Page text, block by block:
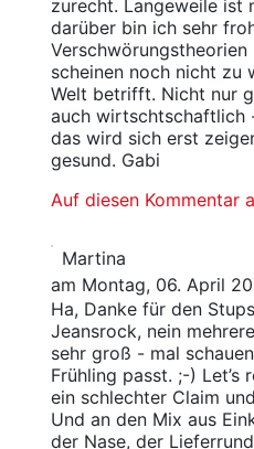
zurecht. Langeweile ist
darüber bin ich sehr
scheinen noch nicht zu
Welt betrifft. Nicht nur
auch wirtschtschaftlich
das wird sich erst
gesund. Gabi
Auf diesen Kommentar
Martina
am Montag, 06. April
Ha, Danke für den
Jeansrock, nein
sehr groß - mal
Frühling passt. ;-)
ein schlechter Claim
Und an den Mix aus
der Nase, der